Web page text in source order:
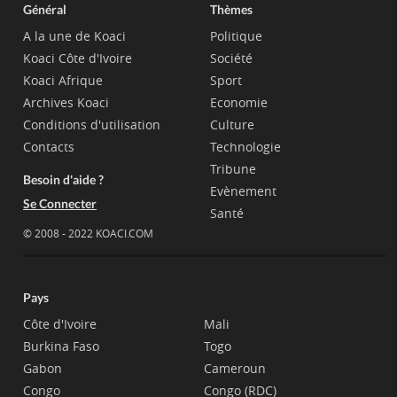
Général
A la une de Koaci
Koaci Côte d'Ivoire
Koaci Afrique
Archives Koaci
Conditions d'utilisation
Contacts
Besoin d'aide ?
Se Connecter
© 2008 - 2022 KOACI.COM
Thèmes
Politique
Société
Sport
Economie
Culture
Technologie
Tribune
Evènement
Santé
Pays
Côte d'Ivoire
Burkina Faso
Gabon
Congo
Mali
Togo
Cameroun
Congo (RDC)